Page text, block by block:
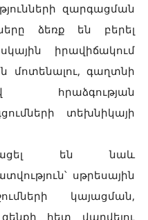
զարգացման
ձեռք են բերել
իրավիճակում
մոտենալու, գաղտնի
հրաձգության
տեխնիկայի
են նաև
սթրեսային
կայացման,
հետ վարվելու